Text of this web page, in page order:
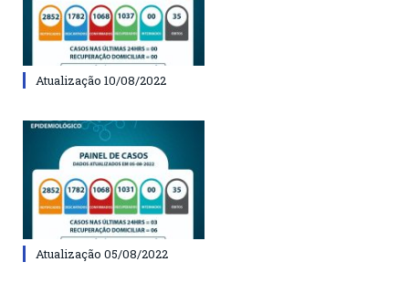
Atualização 10/08/2022
Atualização 05/08/2022